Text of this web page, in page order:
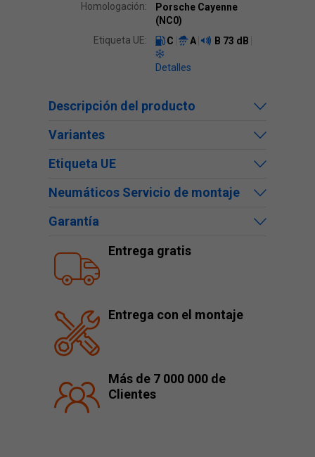
Homologación:
Porsche Cayenne
(NC0)
Etiqueta UE:
C A B 73 dB
Detalles
Descripción del producto
Variantes
Etiqueta UE
Neumáticos Servicio de montaje
Garantía
Entrega gratis
Entrega con el montaje
Más de 7 000 000 de
Clientes